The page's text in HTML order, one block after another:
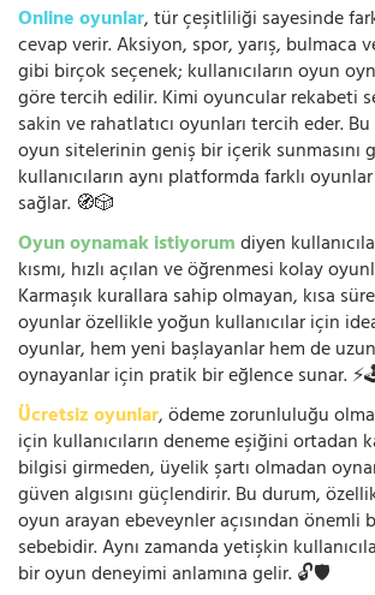
Online oyunlar, tür çeşitliliği sayesinde
cevap verir. Aksiyon, spor, yarış, bulmaca
gibi birçok seçenek; kullanıcıların oyun
göre tercih edilir. Kimi oyuncular rekabeti
sakin ve rahatlatıcı oyunları tercih eder.
oyun sitelerinin geniş bir içerik sunmasını
kullanıcıların aynı platformda farklı
sağlar. 🧭🎲
Oyun oynamak istiyorumdiyen
kısmı, hızlı açılan ve öğrenmesi kolay
Karmaşık kurallara sahip olmayan, kısa
oyunlar özellikle yoğun kullanıcılar için
oyunlar, hem yeni başlayanlar hem de
oynayanlar için pratik bir eğlence sunar.
Ücretsiz oyunlar, ödeme zorunluluğu
için kullanıcıların deneme eşiğini ortadan
bilgisi girmeden, üyelik şartı olmadan
güven algısını güçlendirir. Bu durum,
oyun arayan ebeveynler açısından önemli
sebebidir. Aynı zamanda yetişkin
bir oyun deneyimi anlamına gelir. 🔓🛡️